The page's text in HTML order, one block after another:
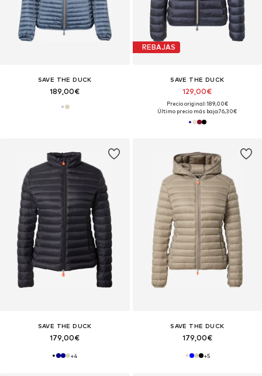
SAVE THE DUCK
189,00€
REBAJAS
SAVE THE DUCK
129,00€
Precio original: 189,00€
Último precio más bajo:76,30€
SAVE THE DUCK
179,00€
+4
SAVE THE DUCK
179,00€
+5